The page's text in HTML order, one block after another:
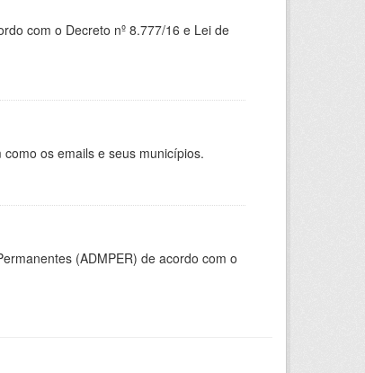
com o Decreto nº 8.777/16 e Lei de
os emails e seus municípios.
(ADMPER) de acordo com o